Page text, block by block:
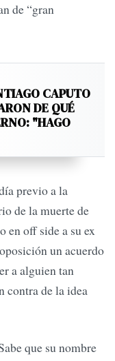
de “gran
CAPUTO
DE QUÉ
"HAGO
previo a la
de la muerte de
en off side a su ex
un acuerdo
a alguien tan
contra de la idea
que su nombre